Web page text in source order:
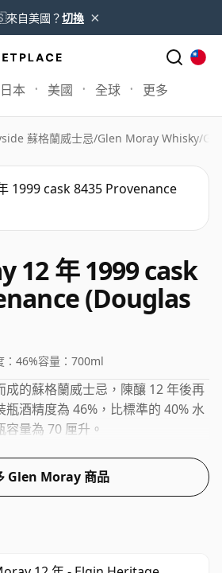
來自美國？切換 ×
日本 美國 全球 更多
蘇格蘭威士忌/Glen Moray Whisky/
12 年 1999 cask
(Douglas
46%容量： 700ml
的蘇格蘭威士忌，陳釀 12 年後再
酒精度為 46%，比標準的 40% 水
量為 70 厘升。
Glen Moray 商品